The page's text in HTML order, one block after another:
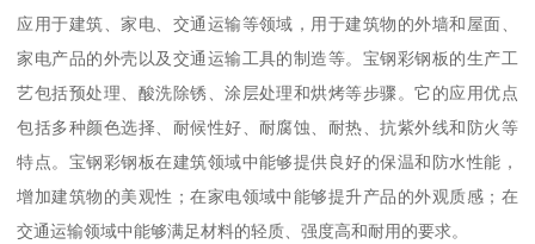
应用于建筑、家电、交通运输等领域，用于建筑物的外墙和屋面、
家电产品的外壳以及交通运输工具的制造等。宝钢彩钢板的生产工
艺包括预处理、酸洗除锈、涂层处理和烘烤等步骤。它的应用优点
包括多种颜色选择、耐候性好、耐腐蚀、耐热、抗紫外线和防火等
特点。宝钢彩钢板在建筑领域中能够提供良好的保温和防水性能，
增加建筑物的美观性；在家电领域中能够提升产品的外观质感；在
交通运输领域中能够满足材料的轻质、强度高和耐用的要求。